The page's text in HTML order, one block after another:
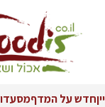
ייןחדש על המדף